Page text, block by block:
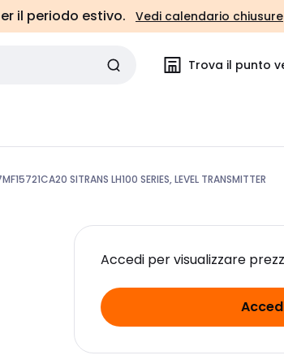
il periodo estivo. Vedi calendario chiusure
Trova il punto
SITRANS LH100 SERIES, LEVEL TRANSMITTER
Accedi per visualizzare